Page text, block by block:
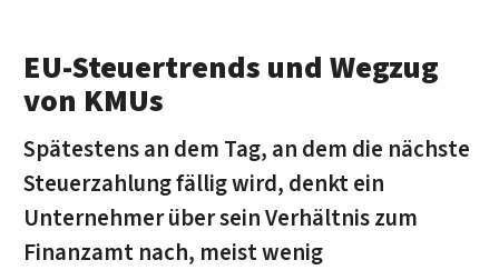
EU-Steuertrends und Wegzug
von KMUs
Spätestens an dem Tag, an dem die nächste
Steuerzahlung fällig wird, denkt ein
Unternehmer über sein Verhältnis zum
Finanzamt nach, meist wenig